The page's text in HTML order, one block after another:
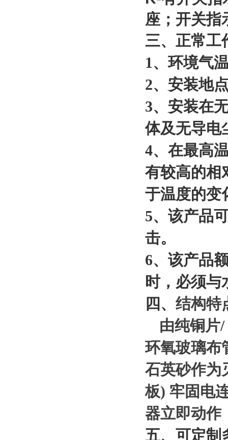
座；开关指
三、正常工
1、环境气
2、安装地
3、安装在
体及无导电
4、在最高
有较高的相
于温度的变
5、该产品
击。
6、该产品
时，必须与
四、 结构特
由纯铜片
环氧玻璃布
石英砂作为
板) 牢固电
器立即动作
五、 可定制